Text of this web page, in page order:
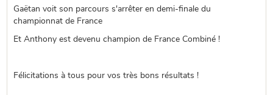
Gaëtan voit son parcours s'arrêter en demi-finale du
championnat de France
Et Anthony est devenu champion de France Combiné !
Félicitations à tous pour vos très bons résultats !